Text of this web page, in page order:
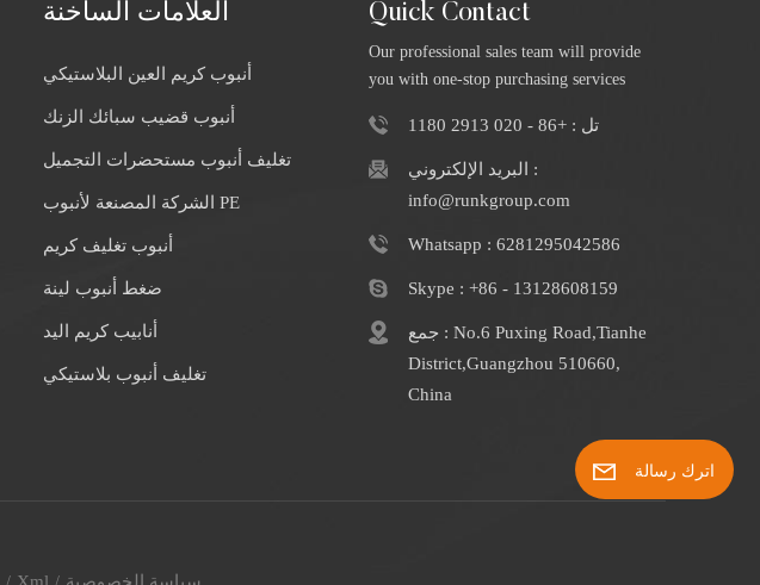
العلامات الساخنة
أنبوب كريم العين البلاستيكي
أنبوب قضيب سبائك الزنك
تغليف أنبوب مستحضرات التجميل
الشركة المصنعة لأنبوب PE
أنبوب تغليف كريم
ضغط أنبوب لينة
أنابيب كريم اليد
تغليف أنبوب بلاستيكي
Quick Contact
Our professional sales team will provide
you with one-stop purchasing services
تل : +86 - 020 2913 1180
البريد الإلكتروني :
info@runkgroup.com
Whatsapp : 6281295042586
Skype : +86 - 13128608159
جمع : No.6 Puxing Road,Tianhe
District,Guangzhou 510660,
China
اترك رسالة